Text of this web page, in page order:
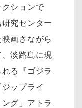
クションで
究センター
画さながら
淡路島に現
る『ゴジラ
ップライ
グ」アトラ